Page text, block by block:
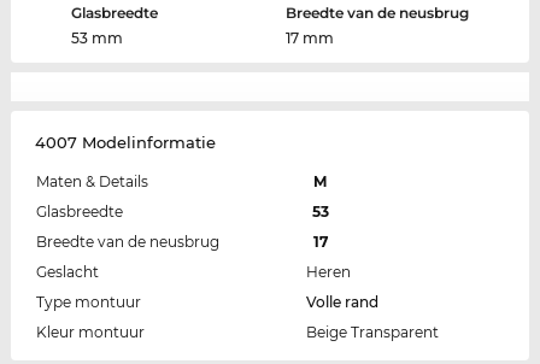
Glasbreedte
53 mm
Breedte van de neusbrug
17 mm
4007 Modelinformatie
Maten & Details
M
Glasbreedte
53
Breedte van de neusbrug
17
Geslacht
Heren
Type montuur
Volle rand
Kleur montuur
Beige Transparent